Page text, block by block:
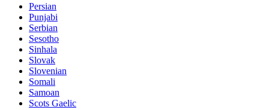
Persian
Punjabi
Serbian
Sesotho
Sinhala
Slovak
Slovenian
Somali
Samoan
Scots Gaelic